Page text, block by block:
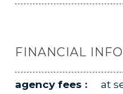
FINANCIAL
agency fees : at